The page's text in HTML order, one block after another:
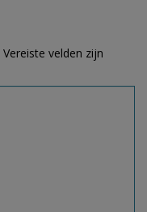
Vereiste velden zijn